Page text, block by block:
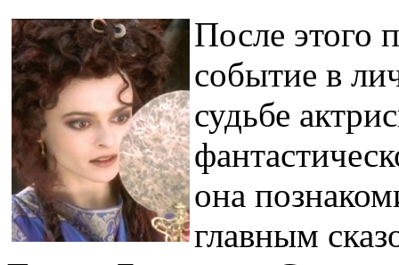
После этого
событие в
судьбе
она
главным